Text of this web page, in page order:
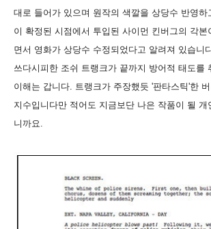
대로 들어가 있으며 원작의 색깔을 상당수 반영하
이 확정된 시점에서 투입된 사이먼 킨버그의 각본
면서 영화가 상당수 수정되었다고 알려져 있습니
쓰다시피한 조쉬 트랭크가 끝까지 방어적 태도를
이해는 갑니다. 트랭크가 주장했듯 '판타스틱'한
지수입니다만 적어도 지금보단 나은 작품이 될 개
니까요.